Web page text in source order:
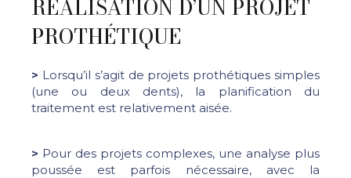
RÉALISATION D’UN PROJET
PROTHÉTIQUE
> Lorsqu’il s’agit de projets prothétiques simples
(une ou deux dents), la planification du
traitement est relativement aisée.
> Pour des projets complexes, une analyse plus
poussée est parfois nécessaire, avec la